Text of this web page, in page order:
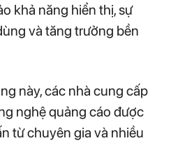
khả năng hiển thị, sự
và tăng trưởng bền
này, các nhà cung cấp
nghệ quảng cáo được
từ chuyên gia và nhiều